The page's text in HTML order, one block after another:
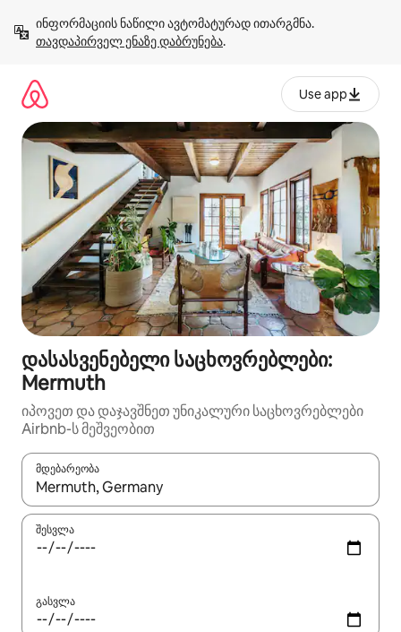
გადასვლა
თავდაპირველ ენაზე დაბრუნება.
Use app
დასასვენებელი საცხოვრებლები:
Mermuth
იპოვეთ და დაჯავშნეთ უნიკალური საცხოვრებლები
Airbnb-ს მეშვეობით
მდებარეობა
როცა შედეგები ხელმისაწვდომი გახდება, ნავიგაციისთვის
შესვლა
გასვლა